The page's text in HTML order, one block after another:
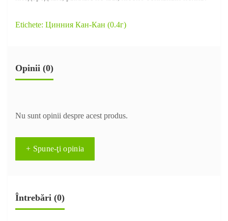
Etichete: Цинния Кан-Кан (0.4г)
Opinii (0)
Nu sunt opinii despre acest produs.
+ Spune-ţi opinia
Întrebări (0)